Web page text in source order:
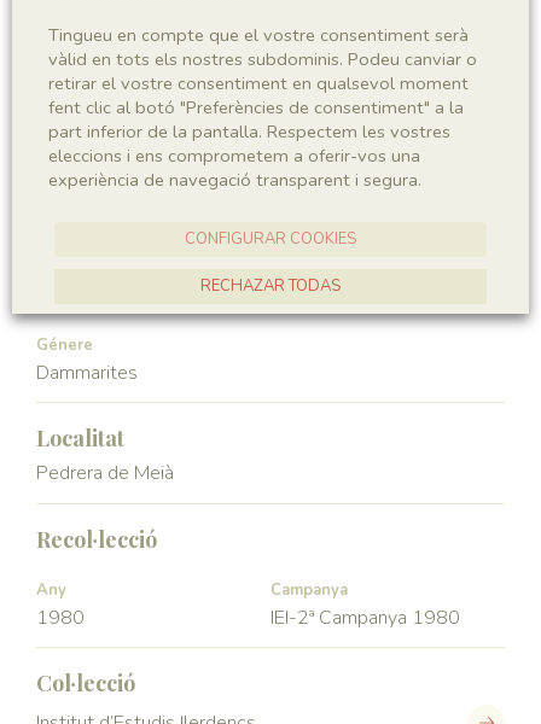
Taxonomia
Regne
Plantae
Phyllum
Spermatophyta
Subphyllum Classe
Araucariaceae
Génere
Dammarites
Localitat
Pedrera de Meià
Recol·lecció
Any
1980
Campanya
IEI-2ª Campanya 1980
Col·lecció
Tingueu en compte que el vostre consentiment serà
vàlid en tots els nostres subdominis. Podeu canviar o
retirar el vostre consentiment en qualsevol moment
fent clic al botó "Preferències de consentiment" a la
part inferior de la pantalla. Respectem les vostres
eleccions i ens comprometem a oferir-vos una
experiència de navegació transparent i segura.
CONFIGURAR COOKIES
RECHAZAR TODAS
ACCEPTAR TOTES